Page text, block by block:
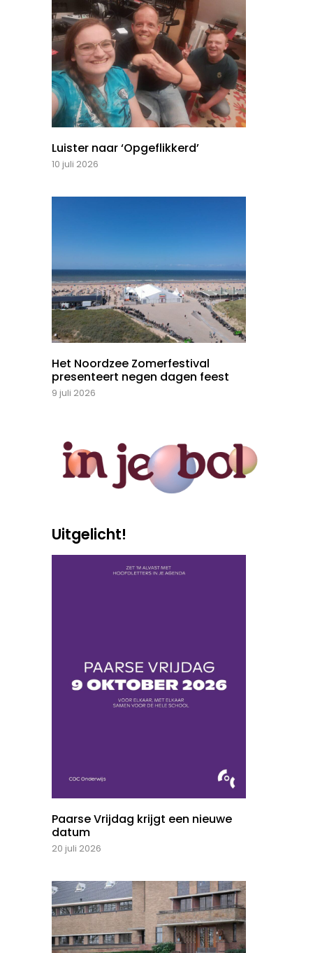
Luister naar ‘Opgeflikkerd’
10 juli 2026
Het Noordzee Zomerfestival
presenteert negen dagen feest
9 juli 2026
Uitgelicht!
Paarse Vrijdag krijgt een nieuwe
datum
20 juli 2026